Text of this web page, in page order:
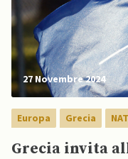
27 Novembre 2024
Europa Grecia
Grecia invita